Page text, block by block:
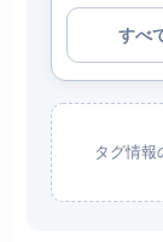
すべ
タグ情報